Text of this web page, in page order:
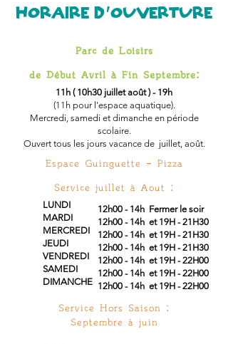
HORAIRE D'OUVERTURE
Parc de Loisirs
de Début Avril à Fin Septembre:
11h ( 10h30 juillet août )- 19h
(11h pour l'espace aquatique).
Mercredi, samedi et dimanche en période
scolaire.
Ouvert tous les jours vacance de juillet, août.
Espace Guinguette - Pizza
Service juillet à Aout :
LUNDI
MARDI
MERCREDI
JEUDI
VENDREDI
SAMEDI
DIMANCHE
Service Hors Saison :
Septembre à juin
12h00 - 14h Fermerle soir
12h00 - 14h et 19H - 21H30
12h00 - 14h et 19H - 21H30
12h00 - 14h et 19H - 21H30
12h00 - 14h et 19H - 22H00
12h00 - 14h et 19H - 22H00
12h00 - 14h et 19H - 22H00